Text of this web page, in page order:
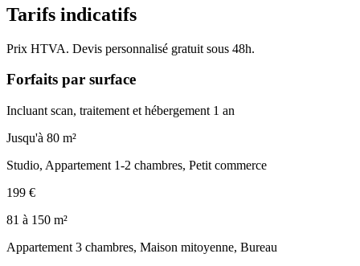
Tarifs indicatifs
Prix HTVA. Devis personnalisé gratuit sous 48h.
Forfaits par surface
Incluant scan, traitement et hébergement 1 an
Jusqu'à 80 m²
Studio, Appartement 1-2 chambres, Petit commerce
199 €
81 à 150 m²
Appartement 3 chambres, Maison mitoyenne, Bureau